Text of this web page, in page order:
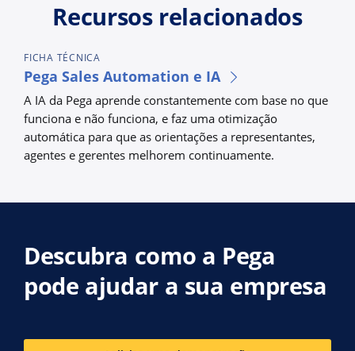
Recursos relacionados
FICHA TÉCNICA
Pega Sales Automation e IA
A IA da Pega aprende constantemente com base no que
funciona e não funciona, e faz uma otimização
automática para que as orientações a representantes,
agentes e gerentes melhorem continuamente.
Descubra como a Pega
pode ajudar a sua empresa